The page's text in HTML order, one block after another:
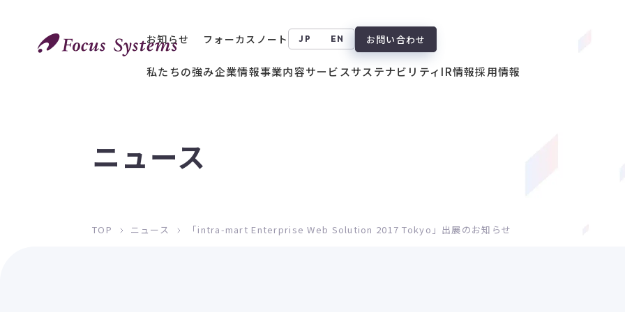
お知らせ フォーカスノート JP EN お問い合わせ
私たちの強み企業情報事業内容サービスサステナビリティ IR情報採用情報
ニュース
TOP ニュース 「intra-mart Enterprise Web Solution 2017 Tokyo」出展のお知らせ